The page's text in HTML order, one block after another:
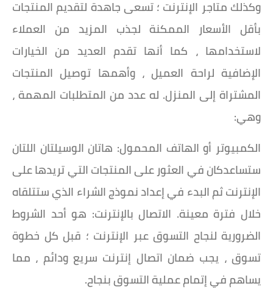
وكذلك متاجر الإنترنت ؛ تسعى جاهدة لتقديم المنتجات
بأقل الأسعار الممكنة لجذب المزيد من العملاء
لاستخدامها ، كما أنها تقدم العديد من الخيارات
الإضافية لراحة العميل ، وأهمها توصيل المنتجات
المشتراة إلى المنزل. له عدد من المتطلبات المهمة ،
وهي:
الكمبيوتر أو الهاتف المحمول: هاتان الوسيلتان اللتان
ستساعدكان في العثور على المنتجات التي تريدها على
الإنترنت ثم البدء في إعداد نموذج الشراء الذي ستتلقاه
خلال فترة معينة. الاتصال بالإنترنت: هو أحد الشروط
الضرورية لنجاح التسوق عبر الإنترنت ؛ قبل كل خطوة
تسوق ، يجب ضمان اتصال إنترنت سريع ودائم ، مما
يساهم في إتمام عملية التسوق بنجاح.